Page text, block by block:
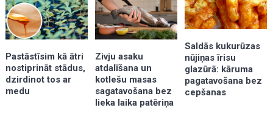
Pastāstīsim kā ātri
nostiprināt stādus,
dzirdinot tos ar
medu
Zivju asaku
atdalīšana un
kotlešu masas
sagatavošana bez
lieka laika patēriņa
Saldās kukurūzas
nūjiņas īrisu
glazūrā: kāruma
pagatavošana bez
cepšanas